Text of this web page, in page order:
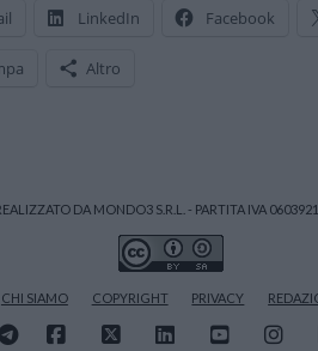
LinkedIn Facebook
Altro
DA MONDO3 S.R.L. - PARTITA IVA
CHI SIAMO COPYRIGHT PRIVACY